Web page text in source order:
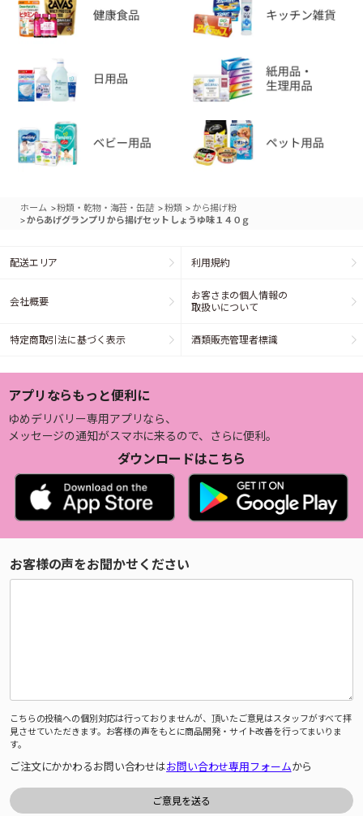
ホーム >粉類・乾物・海苔・缶詰 >粉類 > から揚げ粉
>からあげグランプリ から揚げセット しょうゆ味１４０ｇ
配送エリア 利用規約
会社概要
お客さまの個人情報の
取扱いについて
特定商取引法に基づく表示 酒類販売管理者標識
アプリならもっと便利に
ゆめデリバリー専用アプリなら、
メッセージの通知がスマホに来るので、さらに便利。
ダウンロードはこちら
お客様の声をお聞かせください
こちらの投稿への個別対応は行っておりませんが、頂いたご意見はスタッフがすべて拝
見させていただきます。お客様の声をもとに商品開発・サイト改善を行ってまいりま
す。
ご注文にかかわるお問い合わせはお問い合わせ専用フォームから